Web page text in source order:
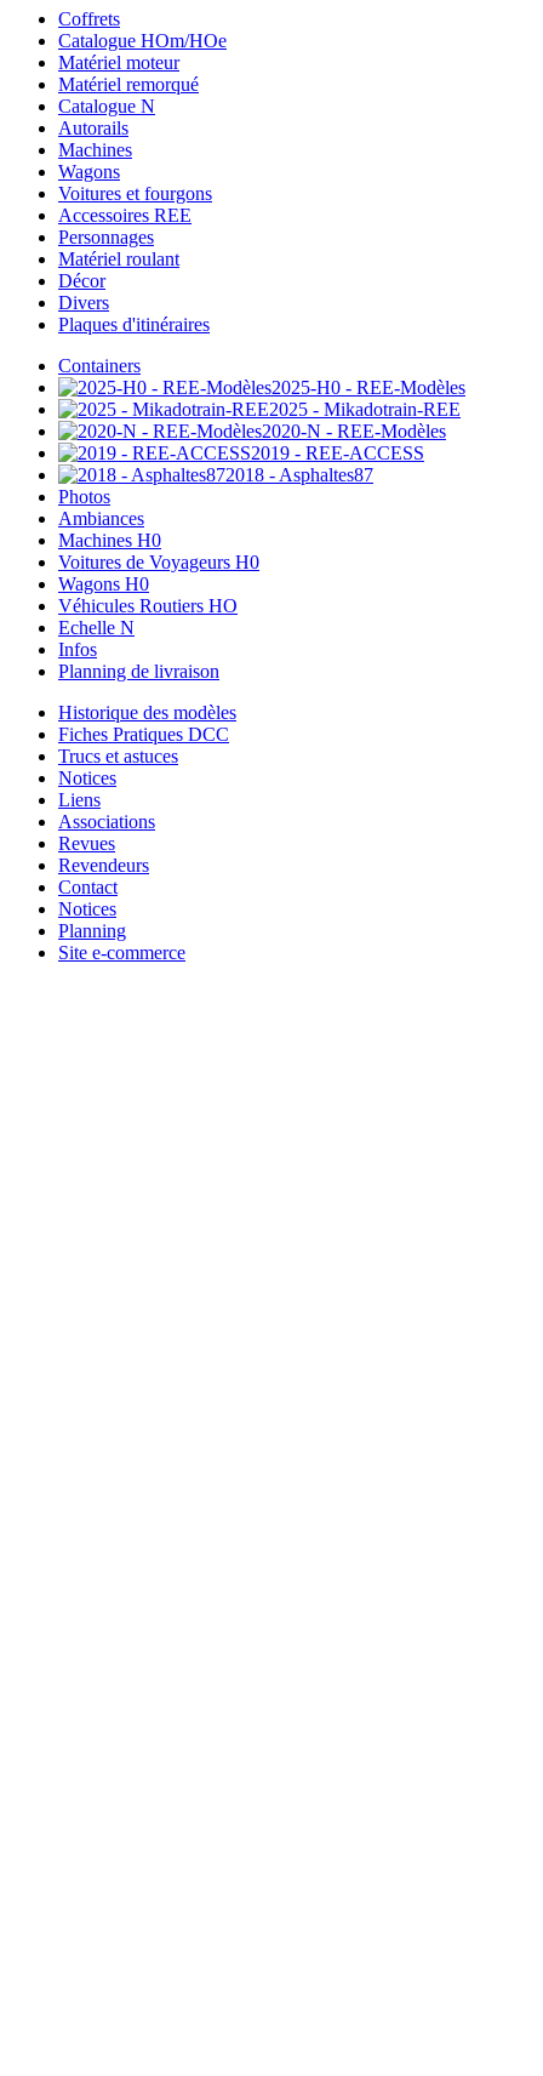
Coffrets
Catalogue HOm/HOe
Matériel moteur
Matériel remorqué
Catalogue N
Autorails
Machines
Wagons
Voitures et fourgons
Accessoires REE
Personnages
Matériel roulant
Décor
Divers
Plaques d'itinéraires
Containers
2025-H0 - REE-Modèles
2025 - Mikadotrain-REE
2020-N - REE-Modèles
2019 - REE-ACCESS
2018 - Asphaltes87
Photos
Ambiances
Machines H0
Voitures de Voyageurs H0
Wagons H0
Véhicules Routiers HO
Echelle N
Infos
Planning de livraison
Historique des modèles
Fiches Pratiques DCC
Trucs et astuces
Notices
Liens
Associations
Revues
Revendeurs
Contact
Notices
Planning
Site e-commerce